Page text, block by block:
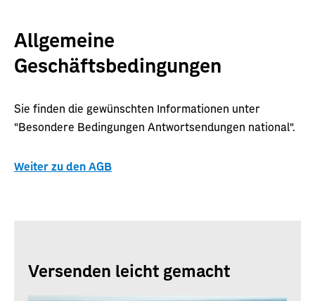
Allgemeine
Geschäftsbedingungen
Sie finden die gewünschten Informationen unter
"Besondere Bedingungen Antwortsendungen national".
Weiter zu den AGB
Versenden leicht gemacht